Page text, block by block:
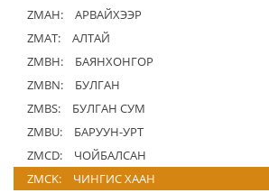
ZMAH:
АРВАЙХЭЭР
ZMAT:
АЛТАЙ
ZMBH:
БАЯНХОНГОР
ZMBN:
БУЛГАН
ZMBS:
БУЛГАН СУМ
ZMBU:
БАРУУН-УРТ
ZMCD:
ЧОЙБАЛСАН
ZMCK:
ЧИНГИС ХААН